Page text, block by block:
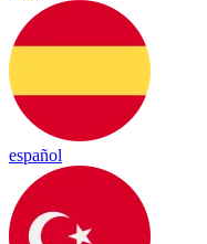
español